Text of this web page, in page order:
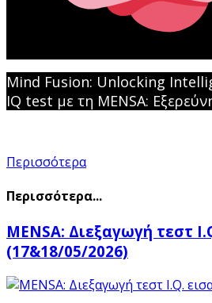
Mind Fusion: Unlocking
IQ test με τη MENSA:
Περισσότερα
Περισσότερα...
MENSA: Διεξαγωγή τεστ
(17&18/05/2026)